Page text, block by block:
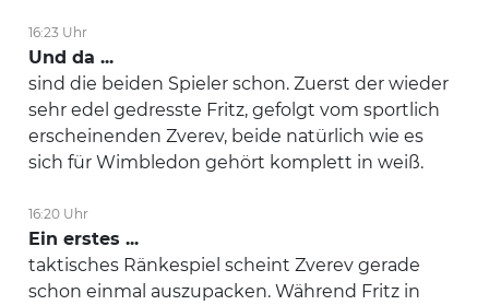
16:23 Uhr
Und da ...
sind die beiden Spieler schon. Zuerst der wieder
sehr edel gedresste Fritz, gefolgt vom sportlich
erscheinenden Zverev, beide natürlich wie es
sich für Wimbledon gehört komplett in weiß.
16:20 Uhr
Ein erstes ...
taktisches Ränkespiel scheint Zverev gerade
schon einmal auszupacken. Während Fritz in